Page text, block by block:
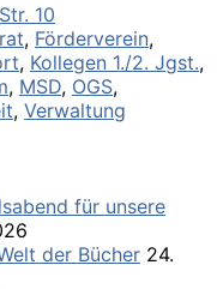
10
, Förderverein,
, Kollegen 1./2. Jgst.,
, MSD, OGS,
, Verwaltung
für unsere
der Bücher 24.